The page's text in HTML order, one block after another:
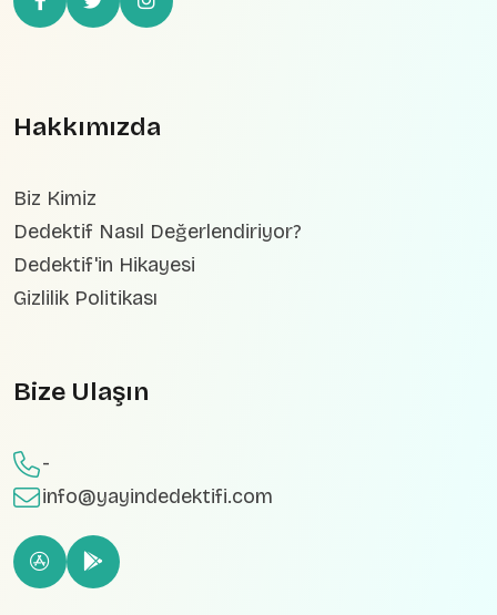
Hakkımızda
Biz Kimiz
Dedektif Nasıl Değerlendiriyor?
Dedektif'in Hikayesi
Gizlilik Politikası
Bize Ulaşın
-
info@yayindedektifi.com